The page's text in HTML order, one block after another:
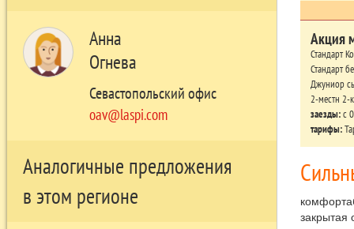
Анна
Огнева
Севастопольский офис
oav@laspi.com
Аналогичные предложения
в этом регионе
Акция
Стандарт
Стандарт
Джуниор
2-местн 2-
заезды:c
тарифы:
закрытая